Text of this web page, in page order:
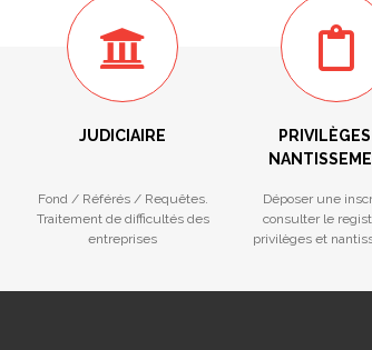
JUDICIAIRE
Fond / Référés / Requêtes.
Traitement de difficultés des
entreprises
Déposer une
consulter le
privilèges et